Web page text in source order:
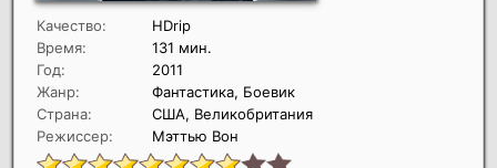
Качество:
HDrip
Время:
131 мин.
Год:
2011
Жанр:
Фантастика, Боевик
Страна:
США, Великобритания
Режиссер:
Мэттью Вон